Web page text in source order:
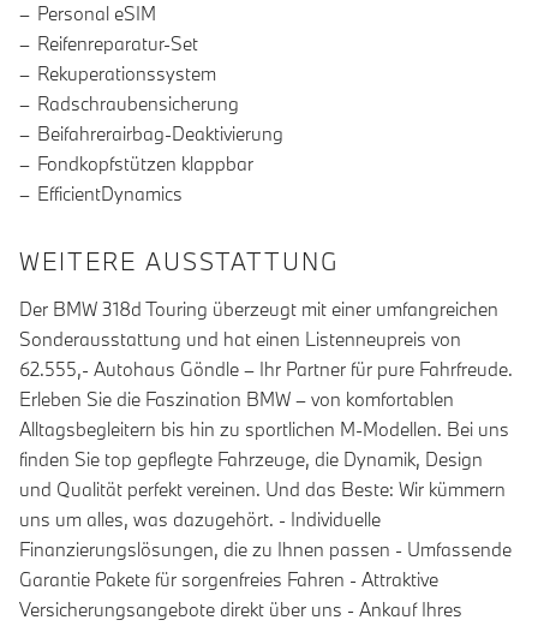
Personal eSIM
Reifenreparatur-Set
Rekuperationssystem
Radschraubensicherung
Beifahrerairbag-Deaktivierung
Fondkopfstützen klappbar
EfficientDynamics
WEITERE AUSSTATTUNG
Der BMW 318d Touring überzeugt mit einer umfangreichen
Sonderausstattung und hat einen Listenneupreis von
62.555,- Autohaus Göndle – Ihr Partner für pure Fahrfreude.
Erleben Sie die Faszination BMW – von komfortablen
Alltagsbegleitern bis hin zu sportlichen M-Modellen. Bei uns
finden Sie top gepflegte Fahrzeuge, die Dynamik, Design
und Qualität perfekt vereinen. Und das Beste: Wir kümmern
uns um alles, was dazugehört. - Individuelle
Finanzierungslösungen, die zu Ihnen passen - Umfassende
Garantie Pakete für sorgenfreies Fahren - Attraktive
Versicherungsangebote direkt über uns - Ankauf Ihres